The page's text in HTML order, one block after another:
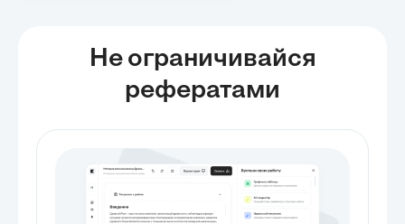
Не ограничивайся
рефератами